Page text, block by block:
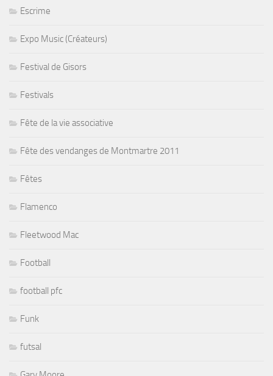
Escrime
Expo Music (Créateurs)
Festival de Gisors
Festivals
Fête de la vie associative
Fête des vendanges de Montmartre 2011
Fêtes
Flamenco
Fleetwood Mac
Football
football pfc
Funk
futsal